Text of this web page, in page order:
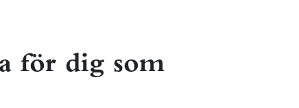
för dig som